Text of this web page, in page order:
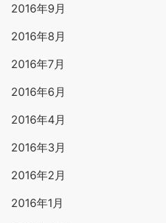
2016年9月
2016年8月
2016年7月
2016年6月
2016年4月
2016年3月
2016年2月
2016年1月